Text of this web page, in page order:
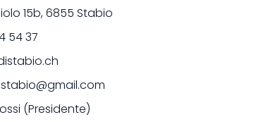
15b, 6855 Stabio
54 37
(Presidente)